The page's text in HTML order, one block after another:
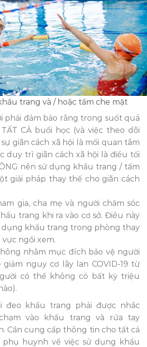
trang và / hoặc tấm che mặt
phải đảm bảo rằng trong suốt quá
CẢ buổi học (và việc theo dõi
giãn cách xã hội là mối quan tâm
duy trì giãn cách xã hội là điều tối
nên sử dụng khẩu trang / tấm
giải pháp thay thế cho giãn cách
gia, cha mẹ và người chăm sóc
trang khi ra vào cơ sở. Điều này
dụng khẩu trang trong phòng thay
ngồi xem.
nhằm mục đích bảo vệ người
nguy cơ lây lan COVID-19 từ
có thể không có bất kỳ triệu
đeo khẩu trang phải được nhắc
vào khẩu trang và rửa tay
Cần cung cấp thông tin cho tất cả
phụ huynh về việc sử dụng khẩu